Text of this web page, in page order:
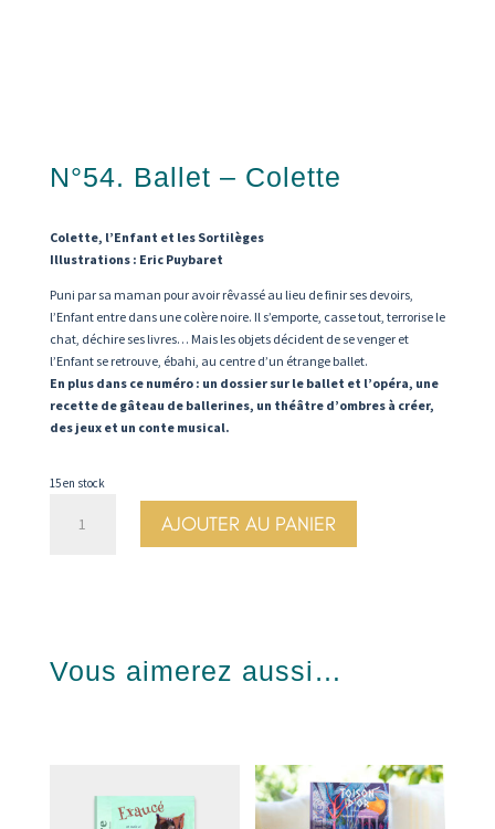
N°54. Ballet – Colette
Colette, l’Enfant et les Sortilèges
Illustrations : Eric Puybaret
Puni par sa maman pour avoir rêvassé au lieu de finir ses devoirs,
l’Enfant entre dans une colère noire. Il s’emporte, casse tout, terrorise le
chat, déchire ses livres… Mais les objets décident de se venger et
l’Enfant se retrouve, ébahi, au centre d’un étrange ballet.
En plus dans ce numéro : un dossier sur le ballet et l’opéra, une
recette de gâteau de ballerines, un théâtre d’ombres à créer,
des jeux et un conte musical.
15 en stock
AJOUTER AU PANIER
Vous aimerez aussi…